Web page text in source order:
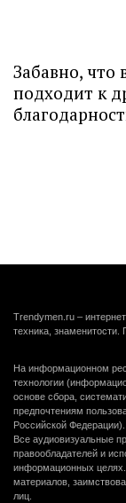
Забавно, что
подходит к
Trendymen.ru –
техника, знаменитости.
На информационном
технологии
основе сбора,
предпочтениям
Российской Федерации).
Все аудиовизуальные
правообладателей и
информационных целях.
материалов,
лиц.